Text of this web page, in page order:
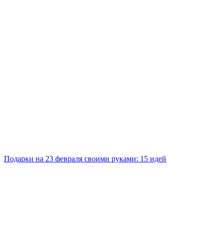
Подарки на 23 февраля своими руками: 15 идей